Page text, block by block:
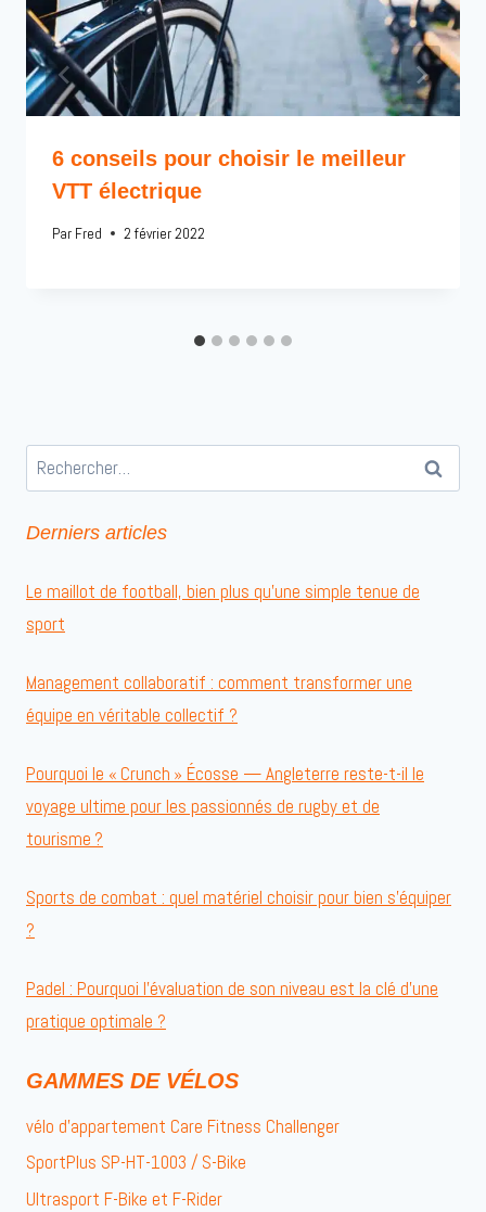
6 conseils pour choisir le meilleur
VTT électrique
Par Fred 2 février 2022
Rechercher :
Derniers articles
Le maillot de football, bien plus qu’une simple tenue de
sport
Management collaboratif : comment transformer une
équipe en véritable collectif ?
Pourquoi le « Crunch » Écosse — Angleterre reste-t-il le
voyage ultime pour les passionnés de rugby et de
tourisme ?
Sports de combat : quel matériel choisir pour bien s’équiper
?
Padel : Pourquoi l’évaluation de son niveau est la clé d’une
pratique optimale ?
GAMMES DE VÉLOS
vélo d’appartement Care Fitness Challenger
SportPlus SP-HT-1003 / S-Bike
Ultrasport F-Bike et F-Rider